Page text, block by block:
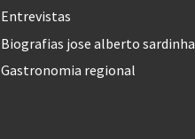
Entrevistas
Biografias jose alberto sardinha
Gastronomia regional